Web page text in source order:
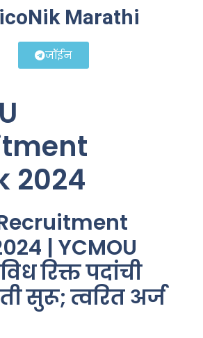
icoNik Marathi
जॉईन
2024
| YCMOU
रिक्त पदांची
सुरू; त्वरित अर्ज